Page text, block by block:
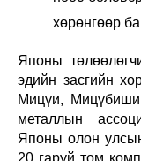
хөрөнгөөр
Японы
эдийн засгийн
Мицүи,
металлын
Японы олон
20 гаруй том